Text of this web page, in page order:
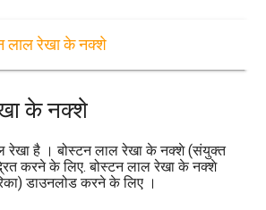
लाल रेखा के नक्शे
के नक्शे
रेखा है । बोस्टन लाल रेखा के नक्शे (संयुक्त
करने के लिए. बोस्टन लाल रेखा के नक्शे
डाउनलोड करने के लिए ।